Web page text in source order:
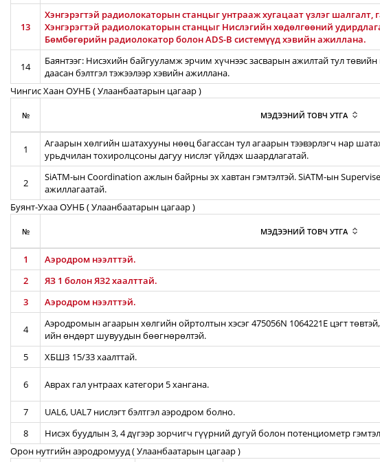
13
Хэнгэрэгтэй радиолокаторын станцыг унтрааж хугацаат үзлэг
Хэнгэрэгтэй радиолокаторын станцыг Нислэгийн хөдөлгөөний
Бөмбөгөрийн радиолокатор болон ADS-B системүүд хэвийн ажиллана.
14
Баянтээг: Нисэхийн байгууламж эрчим хүчнээс засварын ажилтай тул төвийн
даасан бэлтгэл тэжээлээр хэвийн ажиллана.
Чингис Хаан ОУНБ ( Улаанбаатарын цагаар )
№ МЭДЭЭНИЙ ТОВЧ УТГА
1
Агаарын хөлгийн шатахууны нөөц багассан тул агаарын тээвэрлэгч нар
урьдчилан тохиролцсоны дагуу нислэг үйлдэх шаардлагатай.
2
SiATM-ын Coordination ажлын байрны эх хавтан гэмтэлтэй. SiATM-ын
ажиллагаатай.
Буянт-Ухаа ОУНБ ( Улаанбаатарын цагаар )
№ МЭДЭЭНИЙ ТОВЧ УТГА
1 Аэродром нээлттэй.
2
ЯЗ 1 болон ЯЗ2 хаалттай.
3
Аэродром нээлттэй.
4
Аэродромын агаарын хөлгийн ойртолтын хэсэг 475056N 1064221E цэгт
ийн өндөрт шувуудын бөөгнөрөлтэй.
5 ХБШЗ 15/33 хаалттай.
6 Аврах гал унтраах категори 5 хангана.
7 UAL6, UAL7 нислэгт бэлтгэл аэродром болно.
8
Нисэх буудлын 3, 4 дүгээр зорчигч гүүрний дугуй болон потенциометр
Орон нутгийн аэродромууд ( Улаанбаатарын цагаар )